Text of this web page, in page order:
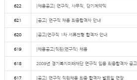
622 [채용공고] 연구직, 사무직, 단기계약직
621 [공고] 연구직 채용 최종합격자 안내
620 [공고]연구직 1차 서류전형 합격자 안내
619 [채용공고]직원(연구직) 채용
618 2009년 경기복지미래재단 연구직 임용 최종합격자 공고
617 [공고] 연구직 직원채용 최종 합격자 발표일 연장